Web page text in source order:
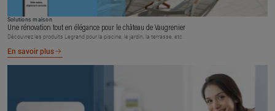
Solutions maison
Une rénovation tout en élégance pour le château de Vaugrenier
Découvrez les produits Legrand pour la piscine, le jardin, la terrasse, etc.
En savoir plus